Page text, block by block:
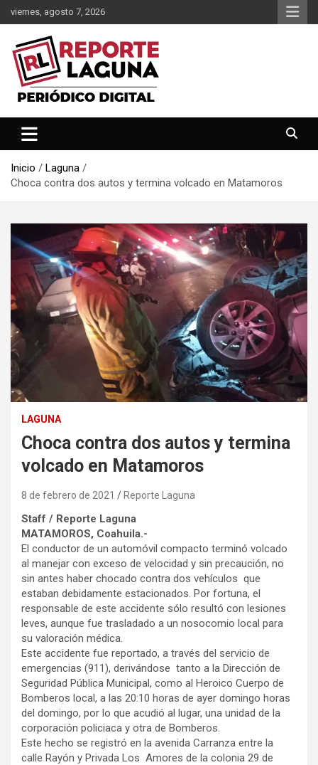
Saltar
al
contenido
viernes, agosto 7, 2026
Reporte Laguna
Inicio
Laguna
Choca contra dos autos y termina volcado en Matamoros
LAGUNA
Choca contra dos autos y termina
volcado en Matamoros
8 de febrero de 2021 Reporte Laguna
Staff / Reporte Laguna
MATAMOROS, Coahuila.-
El conductor de un automóvil compacto terminó volcado
al manejar con exceso de velocidad y sin precaución, no
sin antes haber chocado contra dos vehículos que
estaban debidamente estacionados. Por fortuna, el
responsable de este accidente sólo resultó con lesiones
leves, aunque fue trasladado a un nosocomio local para
su valoración médica.
Este accidente fue reportado, a través del servicio de
emergencias (911), derivándose tanto a la Dirección de
Seguridad Pública Municipal, como al Heroico Cuerpo de
Bomberos local, a las 20:10 horas de ayer domingo horas
del domingo, por lo que acudió al lugar, una unidad de la
corporación policiaca y otra de Bomberos.
Este hecho se registró en la avenida Carranza entre la
calle Rayón y Privada Los Amores de la colonia 29 de